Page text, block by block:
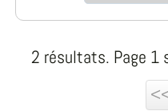
2 résultats. Page 1